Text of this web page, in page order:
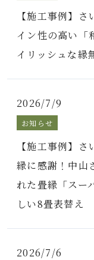
【施工事例】
イン性の高い「
イリッシュな縁
2026/7/9
お知らせ
【施工事例】
縁に感謝！中山
れた畳縁「スー
しい8畳表替え
2026/7/6